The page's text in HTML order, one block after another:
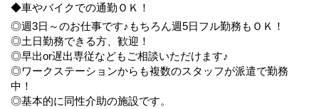
◆車やバイクでの通勤ＯＫ！
◎週3日～のお仕事です♪もちろん週5日フル勤務もＯＫ！
◎土日勤務できる方、歓迎！
◎早出or遅出専従などもご相談いただけます♪
◎ワークステーションからも複数のスタッフが派遣で勤務
中！
◎基本的に同性介助の施設です。